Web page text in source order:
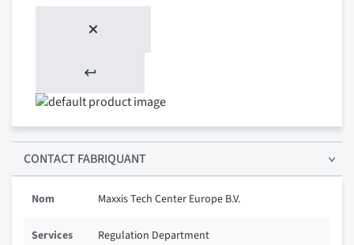
CONTACT FABRIQUANT
Nom Maxxis Tech Center Europe B.V.
Services Regulation Department